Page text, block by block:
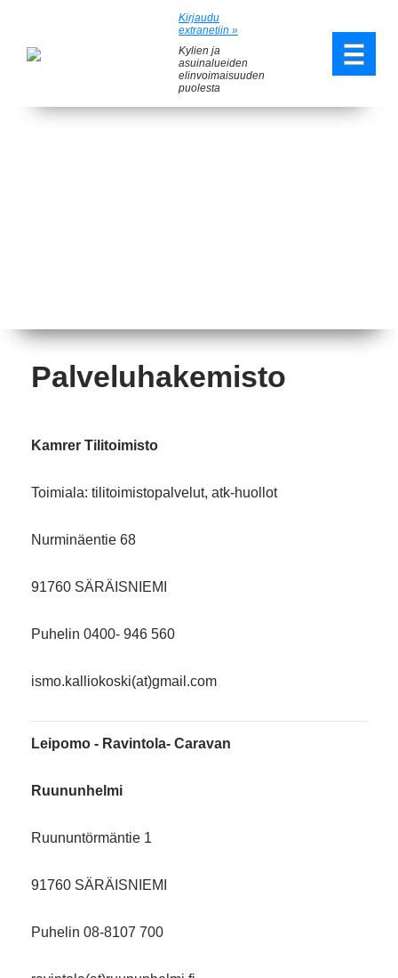
Kirjaudu
extranetiin »
Kylien ja
asuinalueiden
elinvoimaisuuden
puolesta
Palveluhakemisto
Kamrer Tilitoimisto
Toimiala: tilitoimistopalvelut, atk-huollot
Nurminäentie 68
91760 SÄRÄISNIEMI
Puhelin 0400- 946 560
ismo.kalliokoski(at)gmail.com
Leipomo - Ravintola- Caravan
Ruununhelmi
Ruununtörmäntie 1
91760 SÄRÄISNIEMI
Puhelin 08-8107 700